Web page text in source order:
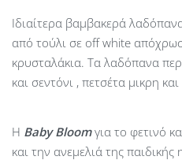
Ιδιαίτερα βαμβακερά
από τούλι σε off white
κρυσταλάκια. Τα λαδόπανα
και σεντόνι , πετσέτα μικρη
Η Baby Bloom για το φετινό
και την ανεμελιά της